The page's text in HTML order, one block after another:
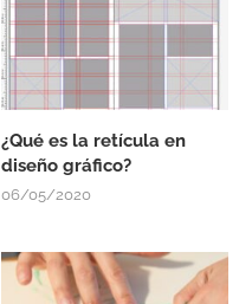
¿Qué es la retícula en
diseño gráfico?
06/05/2020